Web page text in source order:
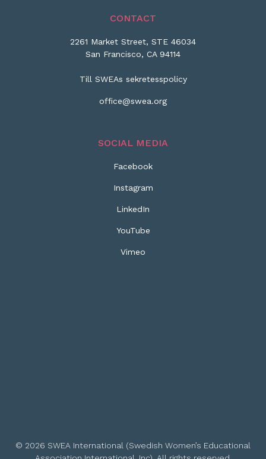
CONTACT
2261 Market Street, STE 46034
San Francisco, CA 94114
Till SWEAs sekretesspolicy
office@swea.org
SOCIAL MEDIA
Facebook
Instagram
LinkedIn
YouTube
Vimeo
© 2026 SWEA International (Swedish Women’s Educational